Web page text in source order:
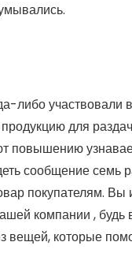
либо участвовали
для
повышению
сообщение семь
покупателям.
компании ,
вещей, которые